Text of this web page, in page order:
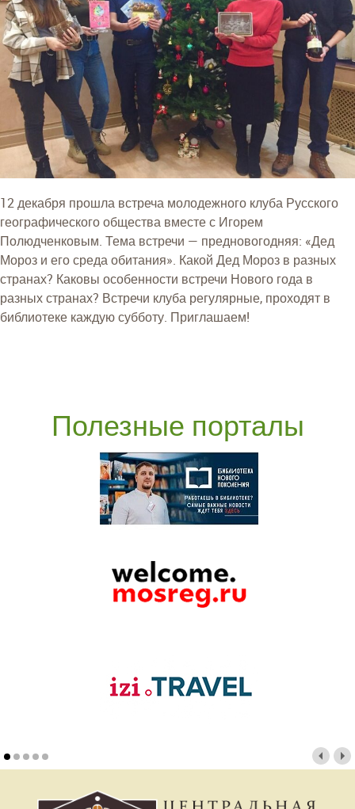
12 декабря прошла встреча молодежного клуба Русского
географического общества вместе с Игорем
Полюдченковым. Тема встречи — предновогодняя: «Дед
Мороз и его среда обитания». Какой Дед Мороз в разных
странах? Каковы особенности встречи Нового года в
разных странах? Встречи клуба регулярные, проходят в
библиотеке каждую субботу. Приглашаем!
Полезные порталы